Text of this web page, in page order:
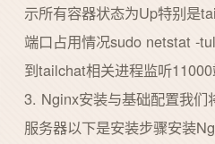
示所有容器状态为Up特别是
端口占用情况sudo netstat -
到tailchat相关进程监听11000
3. Nginx安装与基础配置我们
服务器以下是安装步骤安装